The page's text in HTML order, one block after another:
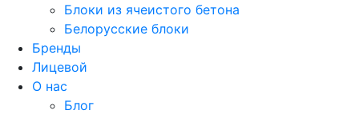
Блоки из ячеистого бетона
Белорусские блоки
Бренды
Лицевой
О нас
Блог